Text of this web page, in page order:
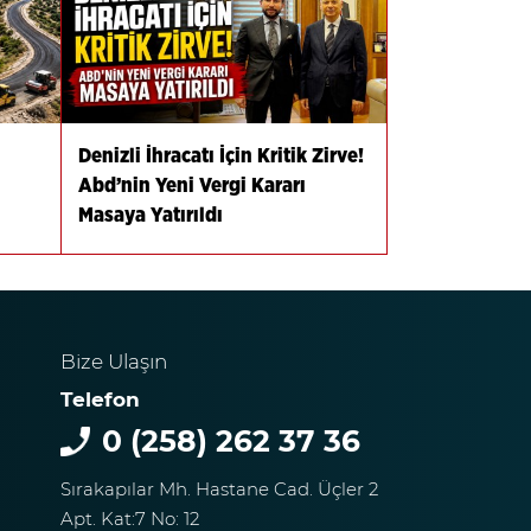
Denizli İhracatı İçin Kritik Zirve!
Abd’nin Yeni Vergi Kararı
Masaya Yatırıldı
Bize Ulaşın
Telefon
0 (258) 262 37 36
Sırakapılar Mh. Hastane Cad. Üçler 2
Apt. Kat:7 No: 12